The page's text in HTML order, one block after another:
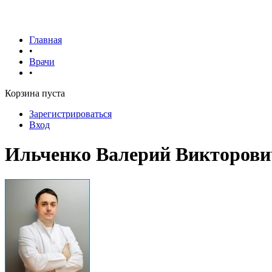
Главная
•
Врачи
•
Корзина пуста
Зарегистрироваться
Вход
Ильченко Валерий